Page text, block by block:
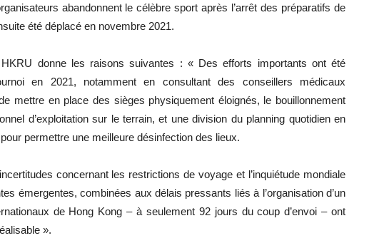
abandonnent le célèbre sport après l’arrêt des préparatifs de
été déplacé en novembre 2021.
donne les raisons suivantes : « Des efforts importants ont été
en 2021, notamment en consultant des conseillers médicaux
mettre en place des sièges physiquement éloignés, le bouillonnement
d’exploitation sur le terrain, et une division du planning quotidien en
permettre une meilleure désinfection des lieux.
concernant les restrictions de voyage et l’inquiétude mondiale
émergentes, combinées aux délais pressants liés à l’organisation d’un
de Hong Kong – à seulement 92 jours du coup d’envoi – ont
».